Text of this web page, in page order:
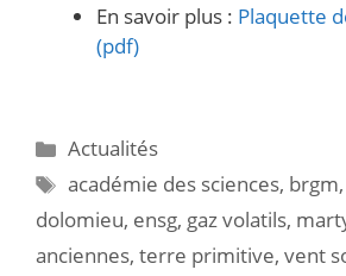
En savoir plus : Plaquette
(pdf)
Actualités
académie des sciences, brgm,
dolomieu, ensg, gaz volatils,
anciennes, terre primitive, vent